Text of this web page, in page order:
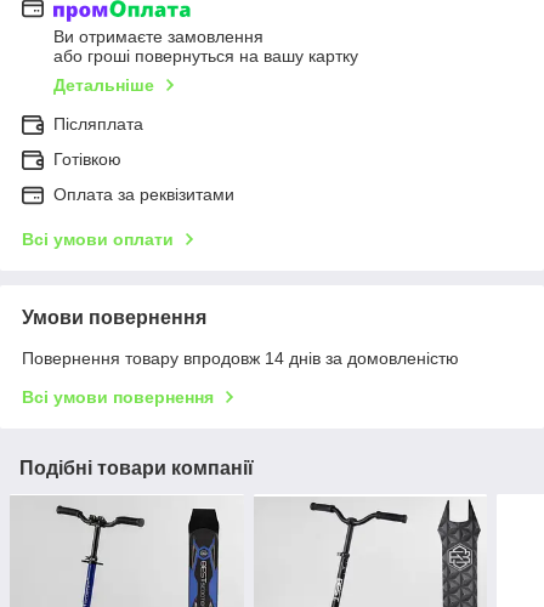
Ви отримаєте замовлення
або гроші повернуться на вашу картку
Детальніше
Післяплата
Готівкою
Оплата за реквізитами
Всі умови оплати
Умови повернення
Повернення товару впродовж 14 днів за домовленістю
Всі умови повернення
Подібні товари компанії